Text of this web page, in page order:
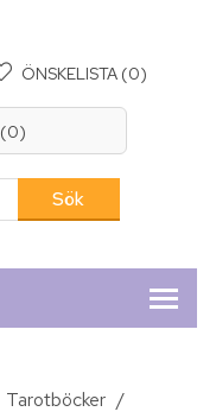
ÖNSKELISTA (0)
(0)
Tarotböcker /